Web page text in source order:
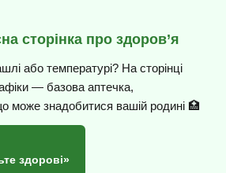
сторінка про здоров’я
або температурі? На сторінці
— базова аптечка,
може знадобитися вашій родині 🏥
здорові»